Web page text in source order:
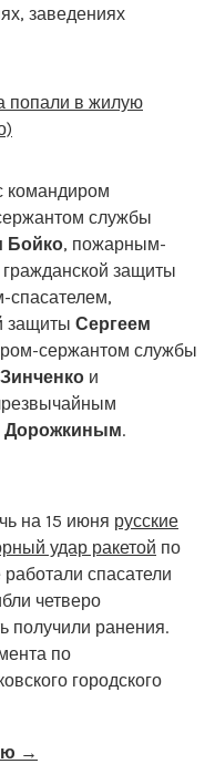
заведениях
попали в жилую
командиром
службы
Бойко, пожарным-
защиты
защиты Сергеем
сержантом службы
и
Дорожкиным.
на 15 июня русские
удар ракетой по
спасатели
четверо
получили ранения.
по
городского
→